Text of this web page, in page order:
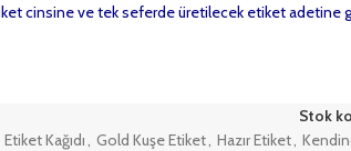
cinsine ve tek seferde üretilecek etiket
Stok
Etiket Kağıdı, Gold Kuşe Etiket, Hazır Etiket,